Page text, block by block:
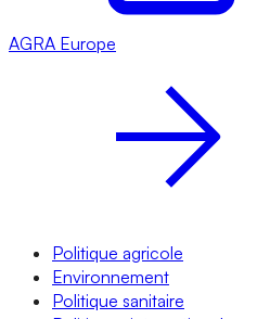
AGRA Europe
Politique agricole
Environnement
Politique sanitaire